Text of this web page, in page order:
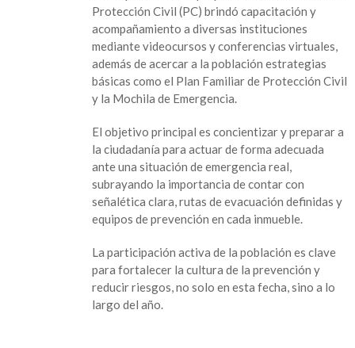
Protección Civil (PC) brindó capacitación y
acompañamiento a diversas instituciones
mediante videocursos y conferencias virtuales,
además de acercar a la población estrategias
básicas como el Plan Familiar de Protección Civil
y la Mochila de Emergencia.
El objetivo principal es concientizar y preparar a
la ciudadanía para actuar de forma adecuada
ante una situación de emergencia real,
subrayando la importancia de contar con
señalética clara, rutas de evacuación definidas y
equipos de prevención en cada inmueble.
La participación activa de la población es clave
para fortalecer la cultura de la prevención y
reducir riesgos, no solo en esta fecha, sino a lo
largo del año.